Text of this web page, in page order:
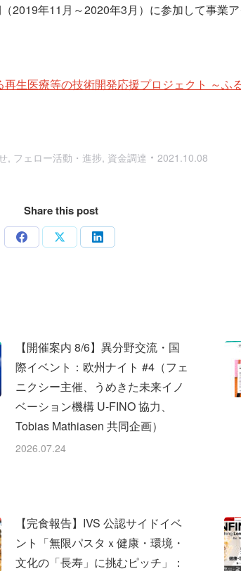
2019年11月～2020年3月）に参加して事業
再生医療等の技術開発応援プロジェクト ～ふ
, フェロー活動・進捗, 資金調達 2021.10.08
Share this post
Share Share Share
【開催案内 8/6】異分野交流・国
際イベント：欧州ナイト #4（フェ
ニクシー主催、うめきた未来イノ
ベーション機構 U-FINO 協力、
Tobias Mathiasen 共同企画）
2026.07.24
【完食報告】IVS 公認サイドイベ
ント「無限パスタｘ健康・環境・
文化の「長寿」に挑むピッチ」：